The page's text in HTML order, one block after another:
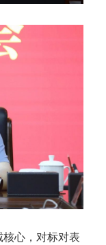
心，对标对表